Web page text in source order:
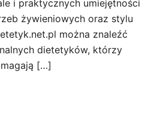
i praktycznych umiejętności
żywieniowych oraz stylu
można znaleźć
dietetyków, którzy
[…]